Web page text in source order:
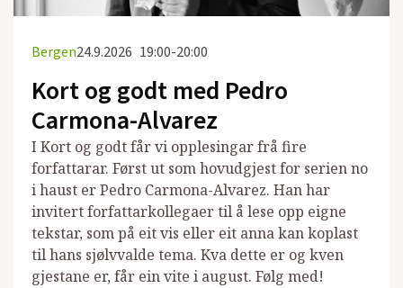
Bergen24.9.2026 19:00-20:00
Kort og godt med Pedro
Carmona-Alvarez
I Kort og godt får vi opplesingar frå fire
forfattarar. Først ut som hovudgjest for serien no
i haust er Pedro Carmona-Alvarez. Han har
invitert forfattarkollegaer til å lese opp eigne
tekstar, som på eit vis eller eit anna kan koplast
til hans sjølvvalde tema. Kva dette er og kven
gjestane er, får ein vite i august. Følg med!